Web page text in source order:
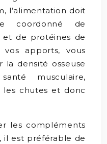
l’alimentation doit
coordonné de
et de protéines de
apports, vous
la densité osseuse
musculaire,
les chutes et donc
les compléments
il est préférable de